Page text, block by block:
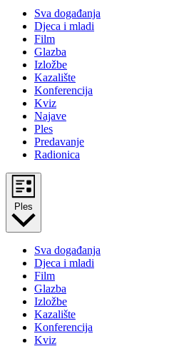
Sva događanja
Djeca i mladi
Film
Glazba
Izložbe
Kazalište
Konferencija
Kviz
Najave
Ples
Predavanje
Radionica
Ples
Sva događanja
Djeca i mladi
Film
Glazba
Izložbe
Kazalište
Konferencija
Kviz